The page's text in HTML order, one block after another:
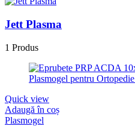
Jett Plasma
1 Produs
Quick view
Adaugă în coș
Plasmogel